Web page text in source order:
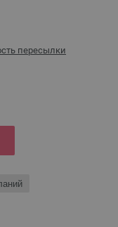
пересылки